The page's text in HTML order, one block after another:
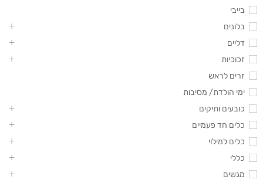
בייבי
בלונים
דליים
זכוכיות
זרים לראש
ימי הולדת/ מסיבות
כובעים ותיקים
כלים חד פעמיים
כלים למילוי
כללי
מגשים